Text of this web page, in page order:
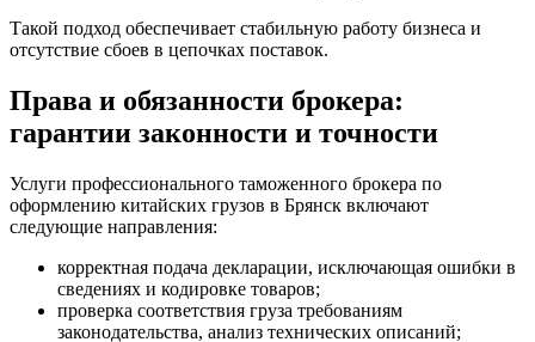
Такой подход обеспечивает стабильную работу бизнеса и
отсутствие сбоев в цепочках поставок.
Права и обязанности брокера:
гарантии законности и точности
Услуги профессионального таможенного брокера по
оформлению китайских грузов в Брянск включают
следующие направления:
корректная подача декларации, исключающая ошибки в
сведениях и кодировке товаров;
проверка соответствия груза требованиям
законодательства, анализ технических описаний;